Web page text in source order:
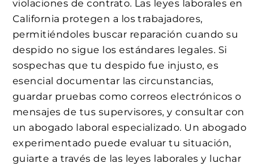
violaciones de contrato. Las leyes laborales en
California protegen a los trabajadores,
permitiéndoles buscar reparación cuando su
despido no sigue los estándares legales. Si
sospechas que tu despido fue injusto, es
esencial documentar las circunstancias,
guardar pruebas como correos electrónicos o
mensajes de tus supervisores, y consultar con
un abogado laboral especializado. Un abogado
experimentado puede evaluar tu situación,
guiarte a través de las leyes laborales y luchar